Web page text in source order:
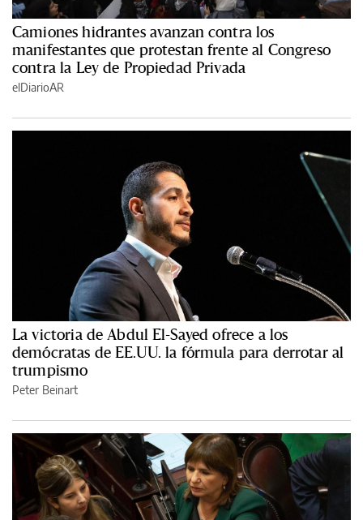
Camiones hidrantes avanzan contra los
manifestantes que protestan frente al Congreso
contra la Ley de Propiedad Privada
elDiarioAR
La victoria de Abdul El-Sayed ofrece a los
demócratas de EE.UU. la fórmula para derrotar al
trumpismo
Peter Beinart